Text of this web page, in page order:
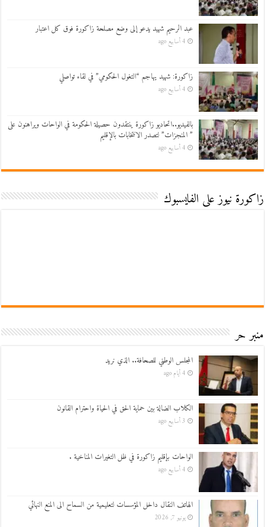
عبد الرحيم شهيد يدعو إلى وضع مصلحة زاكورة فوق كل اعتبار
4 أسابيع ago
زاكورة: شهيد يهاجم “التغول الحكومي” في لقاء تواصلي
4 أسابيع ago
بالفيديو..اتحاديو زاكورة ينتقدون حصيلة الحكومة في الواحات ويراهنون على
” المنجزات” لتصدر الانتخابات بالإقليم
4 أسابيع ago
زاكورة نيوز على الفايسبوك
منبر حر
المجلس الوطني للصحافة.. الذي نريد
4 أيام ago
الكلاب الضالة بين حماية الحق في الحياة واحترام القانون
3 أسابيع ago
الواحات بإقليم زاكورة في ظل التغيرات المناخية .
4 أسابيع ago
الهاتف النقال داخل المؤسسات لتعليمية من السماح الى المنع النهائي
يونيو 7, 2026